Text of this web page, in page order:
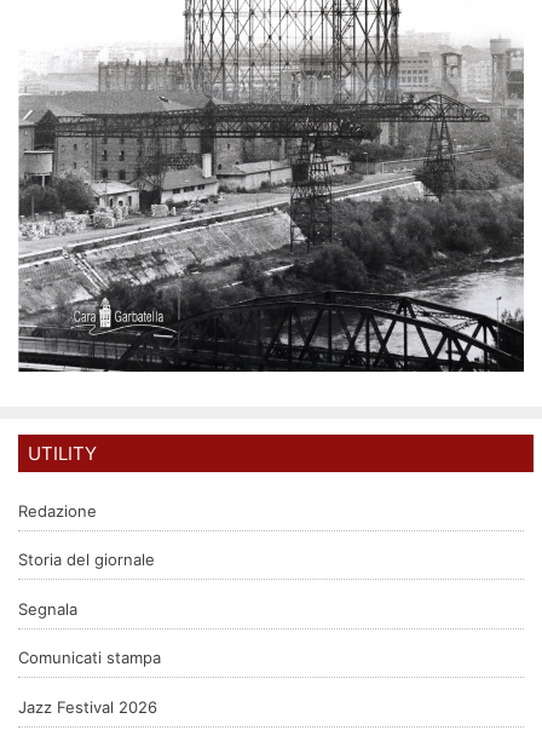
UTILITY
Redazione
Storia del giornale
Segnala
Comunicati stampa
Jazz Festival 2026